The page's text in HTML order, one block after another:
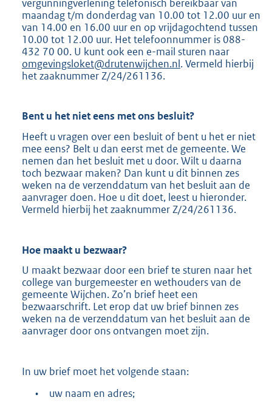
vergunningverlening telefonisch bereikbaar van
maandag t/m donderdag van 10.00 tot 12.00 uur en
van 14.00 en 16.00 uur en op vrijdagochtend tussen
10.00 tot 12.00 uur. Het telefoonnummer is 088-
432 70 00. U kunt ook een e-mail sturen naar
omgevingsloket@drutenwijchen.nl. Vermeld hierbij
het zaaknummer Z/24/261136.
Bent u het niet eens met ons besluit?
Heeft u vragen over een besluit of bent u het er niet
mee eens? Belt u dan eerst met de gemeente. We
nemen dan het besluit met u door. Wilt u daarna
toch bezwaar maken? Dan kunt u dit binnen zes
weken na de verzenddatum van het besluit aan de
aanvrager doen. Hoe u dit doet, leest u hieronder.
Vermeld hierbij het zaaknummer Z/24/261136.
Hoe maakt u bezwaar?
U maakt bezwaar door een brief te sturen naar het
college van burgemeester en wethouders van de
gemeente Wijchen. Zo’n brief heet een
bezwaarschrift. Let erop dat uw brief binnen zes
weken na de verzenddatum van het besluit aan de
aanvrager door ons ontvangen moet zijn.
In uw brief moet het volgende staan:
•
uw naam en adres;